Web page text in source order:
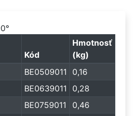
Kód
Hmotnosť
(kg)
BE0509011
0,16
BE0639011
0,28
BE0759011
0,46